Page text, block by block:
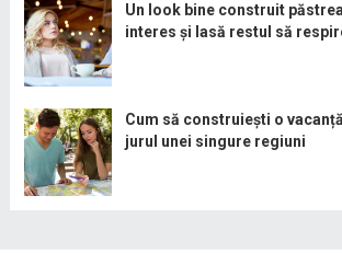
Un look bine construit
interes și lasă restul să
Cum să construiești o
jurul unei singure regiuni